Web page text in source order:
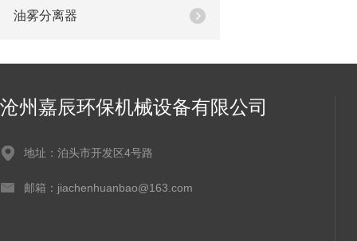
油雾分离器
沧州嘉辰环保机械设备有限公司
地址：泊头市开发区4号路
邮箱：jiachenhuanbao@163.com